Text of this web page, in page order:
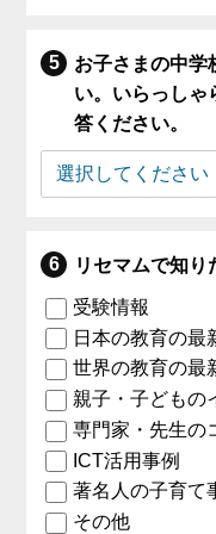
お子さまの中学
い。いらっしゃ
答ください。
リセマムで知り
受験情報
日本の教育の最
世界の教育の最
親子・子どもの
専門家・先生の
ICT活用事例
著名人の子育て
その他